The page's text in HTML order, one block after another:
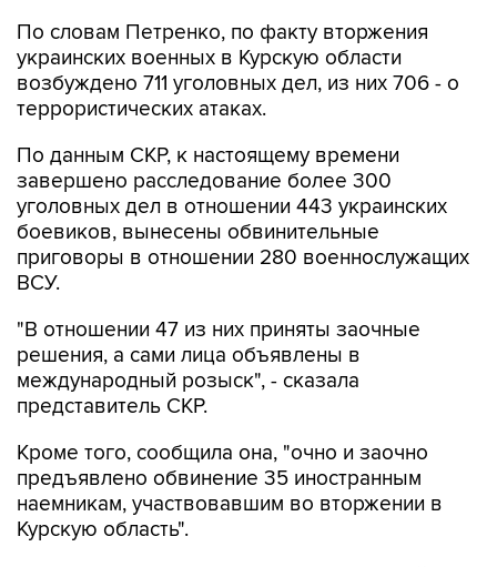
По словам Петренко, по факту вторжения
украинских военных в Курскую области
возбуждено 711 уголовных дел, из них 706 - о
террористических атаках.
По данным СКР, к настоящему времени
завершено расследование более 300
уголовных дел в отношении 443 украинских
боевиков, вынесены обвинительные
приговоры в отношении 280 военнослужащих
ВСУ.
"В отношении 47 из них приняты заочные
решения, а сами лица объявлены в
международный розыск", - сказала
представитель СКР.
Кроме того, сообщила она, "очно и заочно
предъявлено обвинение 35 иностранным
наемникам, участвовавшим во вторжении в
Курскую область".